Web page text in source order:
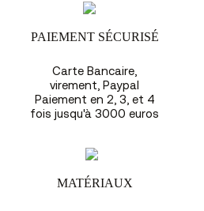
PAIEMENT SÉCURISÉ
Carte Bancaire,
virement, Paypal
Paiement en 2, 3, et 4
fois jusqu'à 3000 euros
MATÉRIAUX